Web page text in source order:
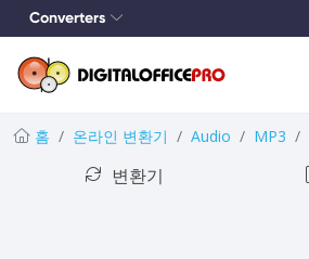
Converters
홈 온라인 변환기 Audio MP3
변환기